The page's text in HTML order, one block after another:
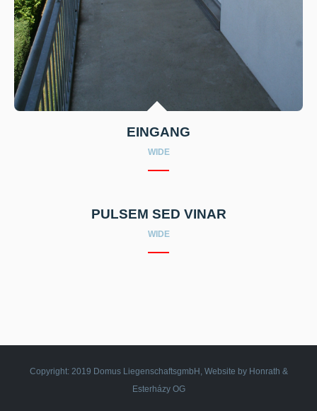
EINGANG
WIDE
PULSEM SED VINAR
WIDE
Copyright: 2019 Domus LiegenschaftsgmbH, Website by Honrath &
Esterházy OG